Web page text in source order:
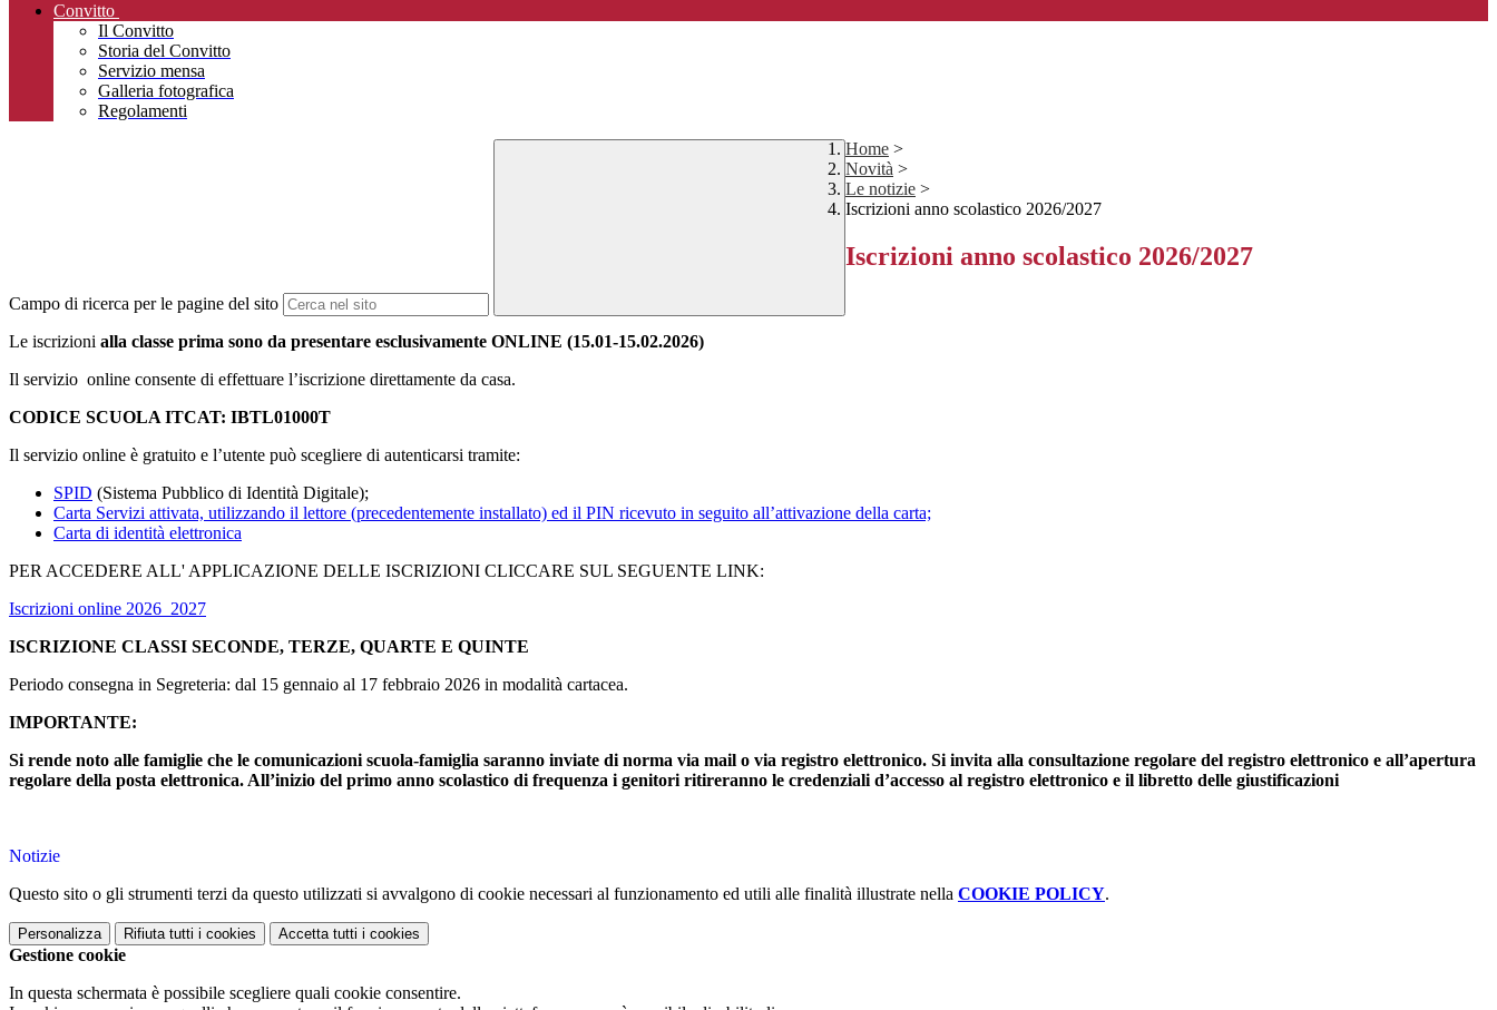
Convitto
Il Convitto
Storia del Convitto
Servizio mensa
Galleria fotografica
Regolamenti
Campo di ricerca per le pagine del sito
Home >
Novità >
Le notizie >
Iscrizioni anno scolastico 2026/2027
Iscrizioni anno scolastico 2026/2027
Le iscrizioni alla classe prima sono da presentare esclusivamente ONLINE (15.01-15.02.2026)
Il servizio online consente di effettuare l’iscrizione direttamente da casa.
CODICE SCUOLA ITCAT: IBTL01000T
Il servizio online è gratuito e l’utente può scegliere di autenticarsi tramite:
SPID (Sistema Pubblico di Identità Digitale);
Carta Servizi attivata, utilizzando il lettore (precedentemente installato) ed il PIN ricevuto in seguito all’attivazione della carta;
Carta di identità elettronica
PER ACCEDERE ALL' APPLICAZIONE DELLE ISCRIZIONI CLICCARE SUL SEGUENTE LINK:
Iscrizioni online 2026_2027
ISCRIZIONE CLASSI SECONDE, TERZE, QUARTE E QUINTE
Periodo consegna in Segreteria: dal 15 gennaio al 17 febbraio 2026 in modalità cartacea.
IMPORTANTE:
Si rende noto alle famiglie che le comunicazioni scuola-famiglia saranno inviate di norma via mail o via registro elettronico. Si invita alla consultazione regolare del registro elettronico e all’apertura
regolare della posta elettronica. All’inizio del primo anno scolastico di frequenza i genitori ritireranno le credenziali d’accesso al registro elettronico e il libretto delle giustificazioni
Notizie
Questo sito o gli strumenti terzi da questo utilizzati si avvalgono di cookie necessari al funzionamento ed utili alle finalità illustrate nella COOKIE POLICY.
Personalizza Rifiuta tutti i cookies Accetta tutti i cookies
Gestione cookie
In questa schermata è possibile scegliere quali cookie consentire.